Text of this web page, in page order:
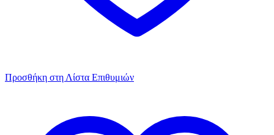
Προσθήκη στη Λίστα Επιθυμιών